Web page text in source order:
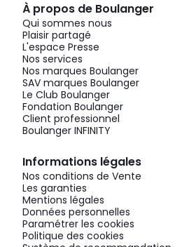
À propos de Boulanger
Qui sommes nous
Plaisir partagé
L'espace Presse
Nos services
Nos marques Boulanger
SAV marques Boulanger
Le Club Boulanger
Fondation Boulanger
Client professionnel
Boulanger INFINITY
Informations légales
Nos conditions de Vente
Les garanties
Mentions légales
Données personnelles
Paramétrer les cookies
Politique des cookies